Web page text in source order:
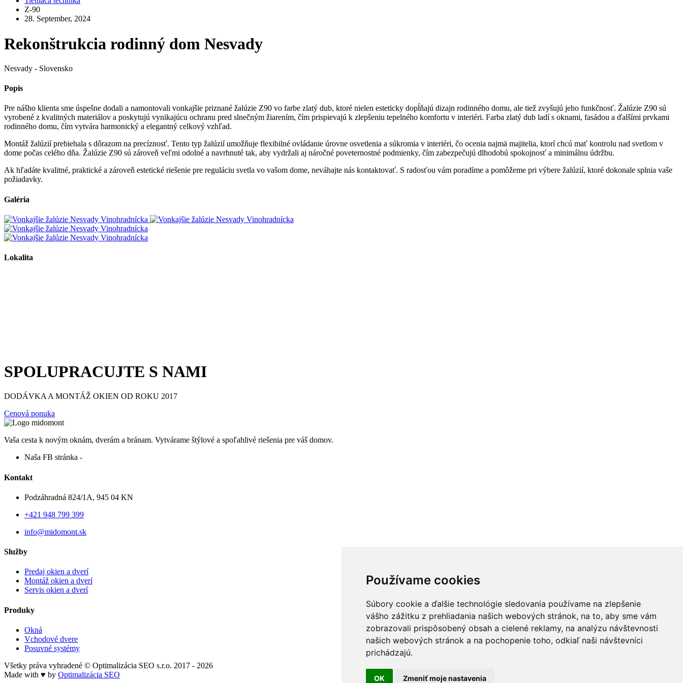
Používame cookies
Súbory cookie a ďalšie technológie sledovania používame na zlepšenie
vášho zážitku z prehliadania našich webových stránok, na to, aby sme vám
zobrazovali prispôsobený obsah a cielené reklamy, na analýzu návštevnosti
našich webových stránok a na pochopenie toho, odkiaľ naši návštevníci
prichádzajú.
OK Zmeniť moje nastavenia
Z-90
28. September, 2024
Rekonštrukcia rodinný dom Nesvady
Nesvady - Slovensko
Popis
Pre nášho klienta sme úspešne dodali a namontovali vonkajšie priznané žalúzie Z90 vo farbe zlatý dub, ktoré nielen esteticky dopĺňajú dizajn rodinného domu, ale tiež zvyšujú jeho funkčnosť. Žalúzie Z90 sú
vyrobené z kvalitných materiálov a poskytujú vynikajúcu ochranu pred slnečným žiarením, čím prispievajú k zlepšeniu tepelného komfortu v interiéri. Farba zlatý dub ladí s oknami, fasádou a ďalšími prvkami
rodinného domu, čím vytvára harmonický a elegantný celkový vzhľad.
Montáž žalúzií prebiehala s dôrazom na precíznosť. Tento typ žalúzií umožňuje flexibilné ovládanie úrovne osvetlenia a súkromia v interiéri, čo ocenia najmä majitelia, ktorí chcú mať kontrolu nad svetlom v
dome počas celého dňa. Žalúzie Z90 sú zároveň veľmi odolné a navrhnuté tak, aby vydržali aj náročné poveternostné podmienky, čím zabezpečujú dlhodobú spokojnosť a minimálnu údržbu.
Ak hľadáte kvalitné, praktické a zároveň estetické riešenie pre reguláciu svetla vo vašom dome, neváhajte nás kontaktovať. S radosťou vám poradíme a pomôžeme pri výbere žalúzií, ktoré dokonale splnia vaše
požiadavky.
Galéria
Lokalita
SPOLUPRACUJTE S NAMI
DODÁVKA A MONTÁŽ OKIEN OD ROKU 2017
Cenová ponuka
Vaša cesta k novým oknám, dverám a bránam. Vytvárame štýlové a spoľahlivé riešenia pre váš domov.
Naša FB stránka -
Kontakt
Podzáhradná 824/1A, 945 04 KN
+421 948 799 399
info@midomont.sk
Služby
Predaj okien a dverí
Montáž okien a dverí
Servis okien a dverí
Produky
Okná
Vchodové dvere
Posuvné systémy
Všetky práva vyhradené © Optimalizácia SEO s.r.o. 2017 - 2026
Made with ♥ by Optimalizácia SEO